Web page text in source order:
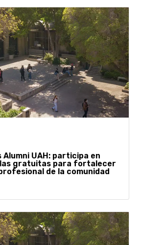
Alumni UAH: participa en
gratuitas para fortalecer
de la comunidad